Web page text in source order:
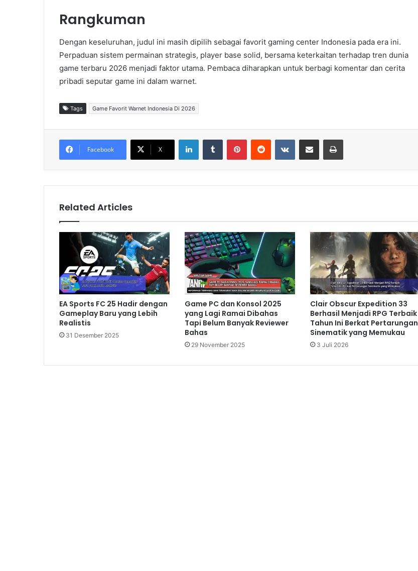
Rangkuman
Dengan keseluruhan, judul ini masih dipilih sebagai favorit gaming center Indonesia pada era ini.
Perpaduan sistem permainan strategis, player base solid, bersama keterkaitan terhadap tren dunia
game terbaru 2026 menjadi faktor utama. Pembaca diharapkan untuk berbagi komentar dan cerita
pribadi seputar game ini dalam warnet.
Tags Game Favorit Warnet Indonesia Di 2026
Facebook X
Related Articles
EA Sports FC 25 Hadir dengan
Gameplay Baru yang Lebih
Realistis
31 Desember 2025
Game PC dan Konsol 2025
yang Lagi Ramai Dibahas
Tapi Belum Banyak Reviewer
Bahas
29 November 2025
Clair Obscur Expedition 33
Berhasil Menjadi RPG Terbaik
Tahun Ini Berkat Pertarungan
Sinematik yang Memukau
3 Juli 2026